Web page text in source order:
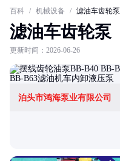
百科 / 机械设备 / 滤油车齿轮泵
滤油车齿轮泵
更新时间：2026-06-26
泊头市鸿海泵业有限公司